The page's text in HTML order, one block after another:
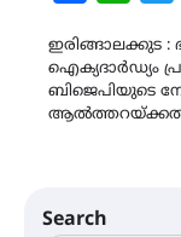
ഇരിങ്ങാലക്കുട :
ഐക്യദാർഡ്യം
ബിജെപിയുടെ
ആൽത്തറയ്ക്കൽ
Search